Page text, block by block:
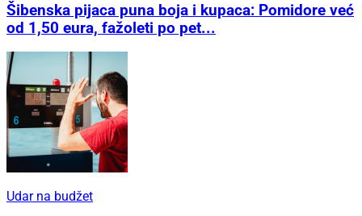
Šibenska pijaca puna boja i kupaca: Pomidore već
od 1,50 eura, fažoleti po pet...
Udar na budžet